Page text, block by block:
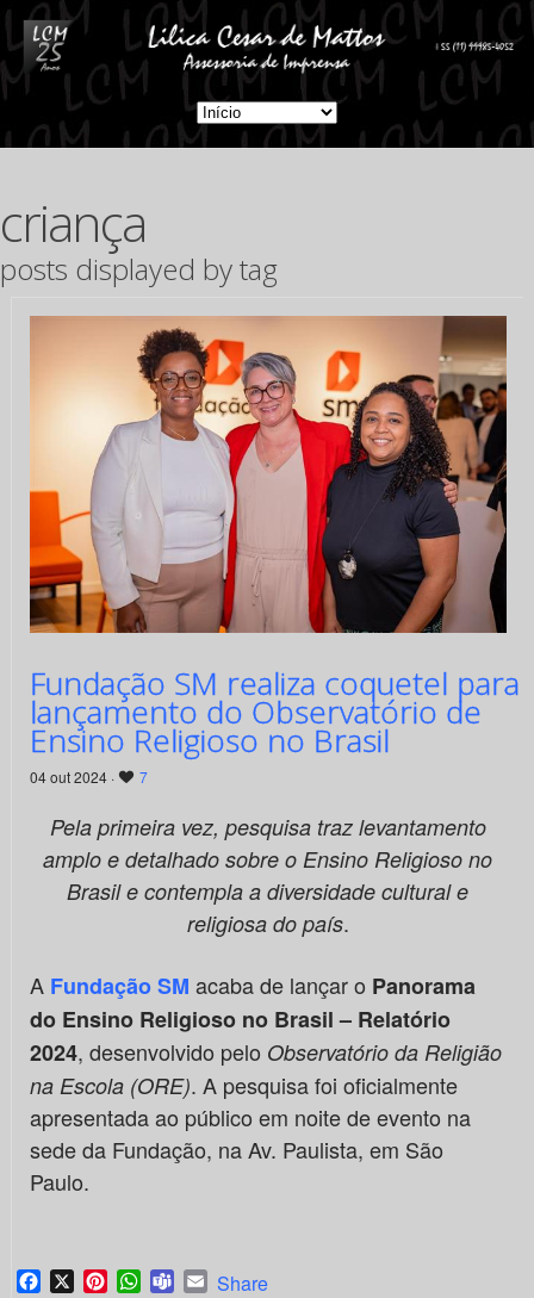
criança
posts displayed by tag
Fundação SM realiza coquetel para
lançamento do Observatório de
Ensino Religioso no Brasil
04 out 2024 · 7
Pela primeira vez, pesquisa traz levantamento
amplo e detalhado sobre o Ensino Religioso no
Brasil e contempla a diversidade cultural e
religiosa do país.
A Fundação SM acaba de lançar o Panorama
do Ensino Religioso no Brasil– Relatório
2024, desenvolvido pelo Observatório da Religião
na Escola (ORE). A pesquisa foi oficialmente
apresentada ao público em noite de evento na
sede da Fundação, na Av. Paulista, em São
Paulo.
Facebook
X PinterestWhatsApp
TeamsEmail
Share